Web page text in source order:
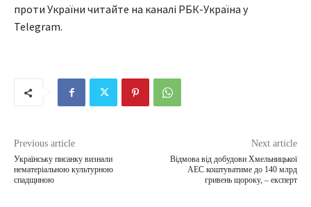
проти України читайте на каналі РБК-Україна у
Telegram.
Previous article
Українську писанку визнали
нематеріальною культурною
спадщиною
Next article
Відмова від добудови Хмельницької
АЕС коштуватиме до 140 млрд
гривень щороку, – експерт